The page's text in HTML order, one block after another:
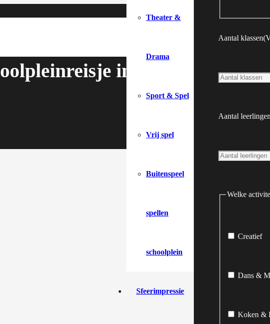
Theater &
Drama
Sport & Spel
Vrij spel
Buitenspeel
spellen
schoolplein
Sfeerimpressie
Aantal klassen
Aantal leerlingen
Welke
Creatief
Dans &
Koken &
in plaats van een